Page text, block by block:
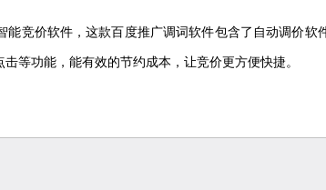
竞价软件，这款百度推广调词软件包含了自动调价软
等功能，能有效的节约成本，让竞价更方便快捷。